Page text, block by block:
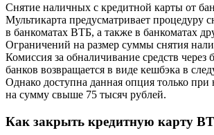
Снятие наличных с кредитной карты от
Мультикарта предусматривает процедуру
в банкоматах ВТБ, а также в банкоматах
Ограничений на размер суммы снятия
Комиссия за обналичивание средств через
банков возвращается в виде кешбэка в
Однако доступна данная опция только
на сумму свыше 75 тысяч рублей.
Как закрыть кредитную карту